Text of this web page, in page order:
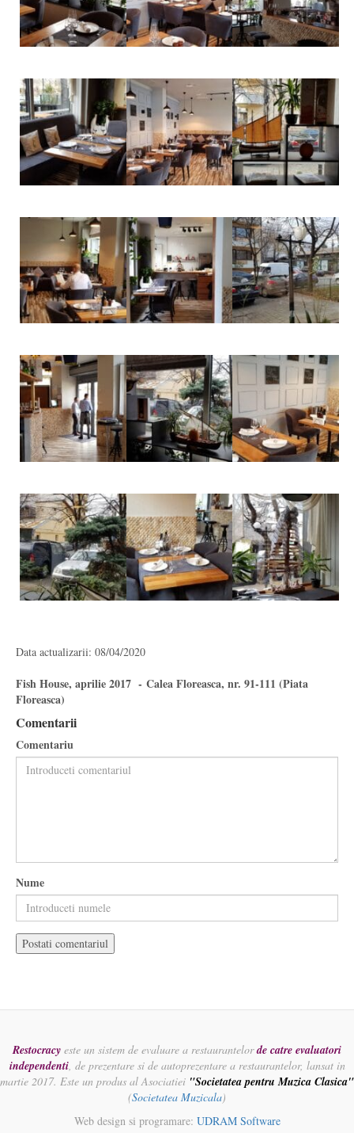
Data actualizarii: 08/04/2020
Fish House, aprilie 2017 - Calea Floreasca, nr. 91-111 (Piata
Floreasca)
Comentarii
Comentariu
Nume
Restocracy este un sistem de evaluare a restaurantelorde catre evaluatori
independenti, de prezentare si de autoprezentare a restaurantelor, lansat in
martie 2017. Este un produs al Asociatiei "Societatea pentru Muzica Clasica"
(Societatea Muzicala)
Web design si programare: UDRAM Software